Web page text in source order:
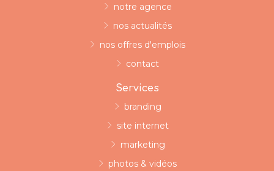
notre agence
nos actualités
nos offres d'emplois
contact
Services
branding
site internet
marketing
photos & vidéos